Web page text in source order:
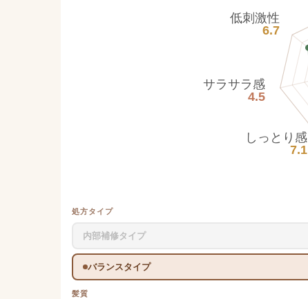
しっとり感
7.1
サラサラ感
4.5
低刺激性
6.7
処方タイプ
内部補修タイプ
バランスタイプ
髪質